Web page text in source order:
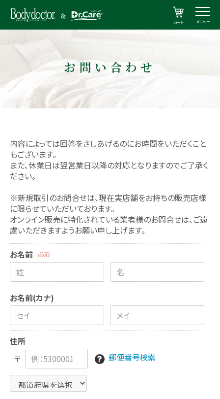
カート メニュー
お問い合わせ
内容によっては回答をさしあげるのにお時間をいただくこと
もございます。
また、休業日は翌営業日以降の対応となりますのでご了承く
ださい。
※新規取引のお問合せは、現在実店舗をお持ちの販売店様
に限らせていただいております。
オンライン販売に特化されている業者様のお問合せは、ご遠
慮いただきますようお願い申し上げます。
お名前 必須
お名前(カナ)
住所
〒
郵便番号検索